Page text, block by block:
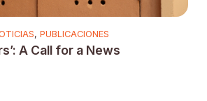
, PUBLICACIONES
A Call for a News